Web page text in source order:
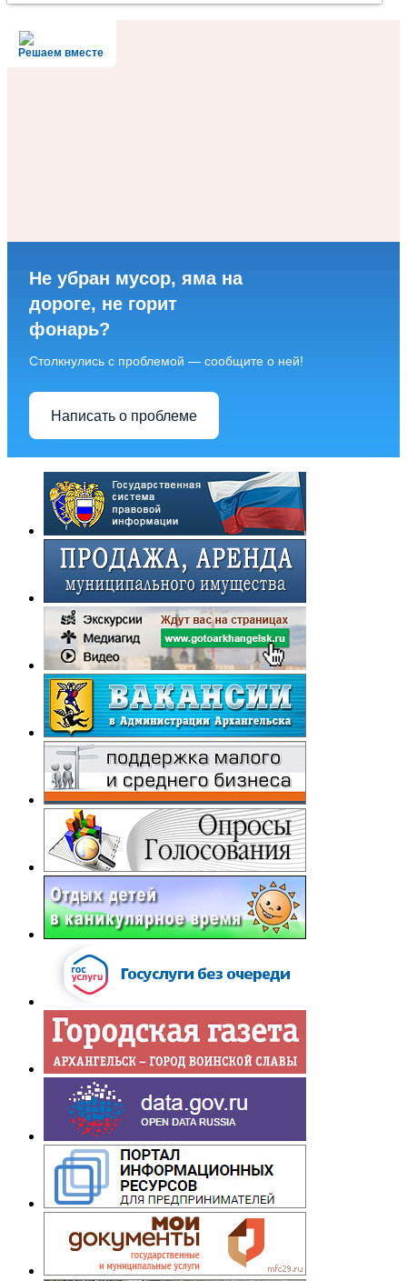
Решаем вместе
Не убран мусор, яма на
дороге, не горит
фонарь?
Столкнулись с проблемой — сообщите о ней!
Написать о проблеме